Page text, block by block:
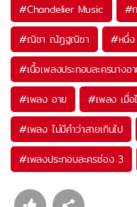
#Chandelier Music #
#ณิชา ณัฏฐณิชา #หนึ่
#เนื้อเพลงประกอบละครนางอ
#เพลง อาย #เพลง เมื่
#เพลง ไม่มีคำว่าสายเกินไป
#เพลงประกอบละครช่อง 3